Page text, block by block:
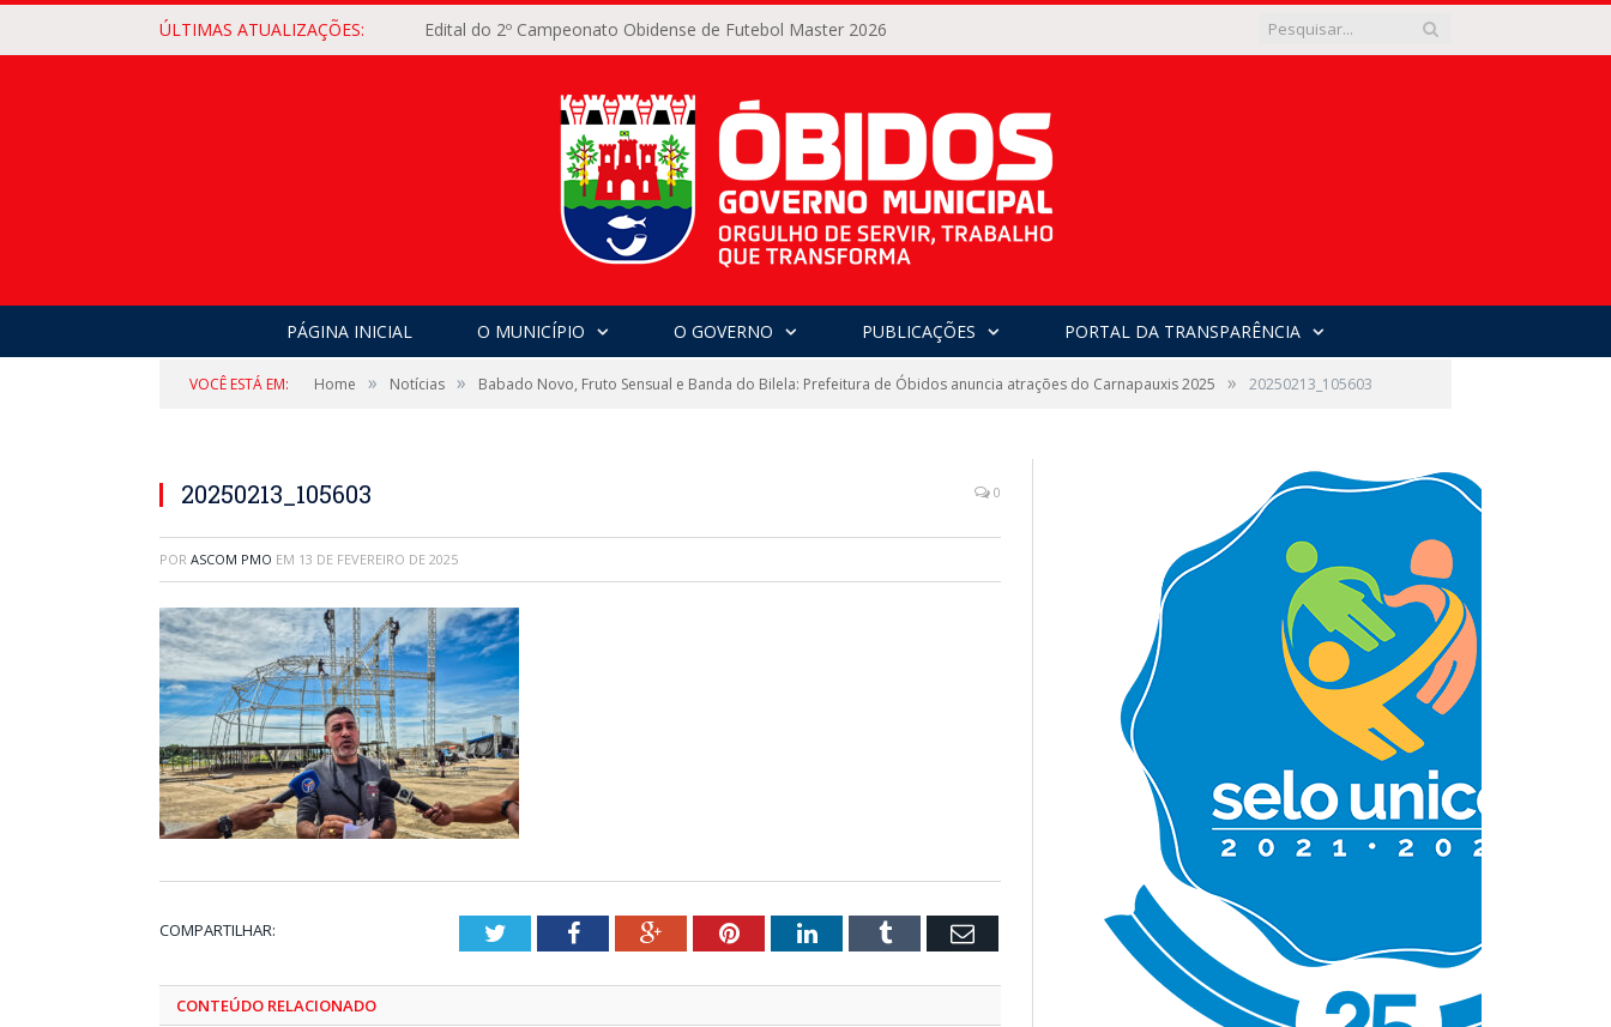
ÚLTIMAS ATUALIZAÇÕES: Edital do 2º Campeonato Obidense de Futebol Master 2026
PÁGINA INICIAL O MUNICÍPIO O GOVERNO PUBLICAÇÕES PORTAL DA TRANSPARÊNCIA
VOCÊ ESTÁ EM: Home » Notícias » Babado Novo, Fruto Sensual e Banda do Bilela: Prefeitura de Óbidos anuncia atrações do Carnapauxis 2025 » 20250213_105603
20250213_105603 0
POR ASCOM PMO EM 13 DE FEVEREIRO DE 2025
COMPARTILHAR: TwitterFacebookGoogle+PinterestLinkedInTumblr Email
CONTEÚDO RELACIONADO